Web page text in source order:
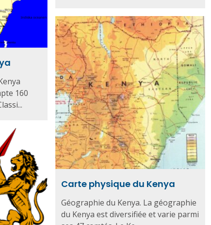
160
Carte physique du Kenya
Géographie du Kenya. La géographie
du Kenya est diversifiée et varie parmi